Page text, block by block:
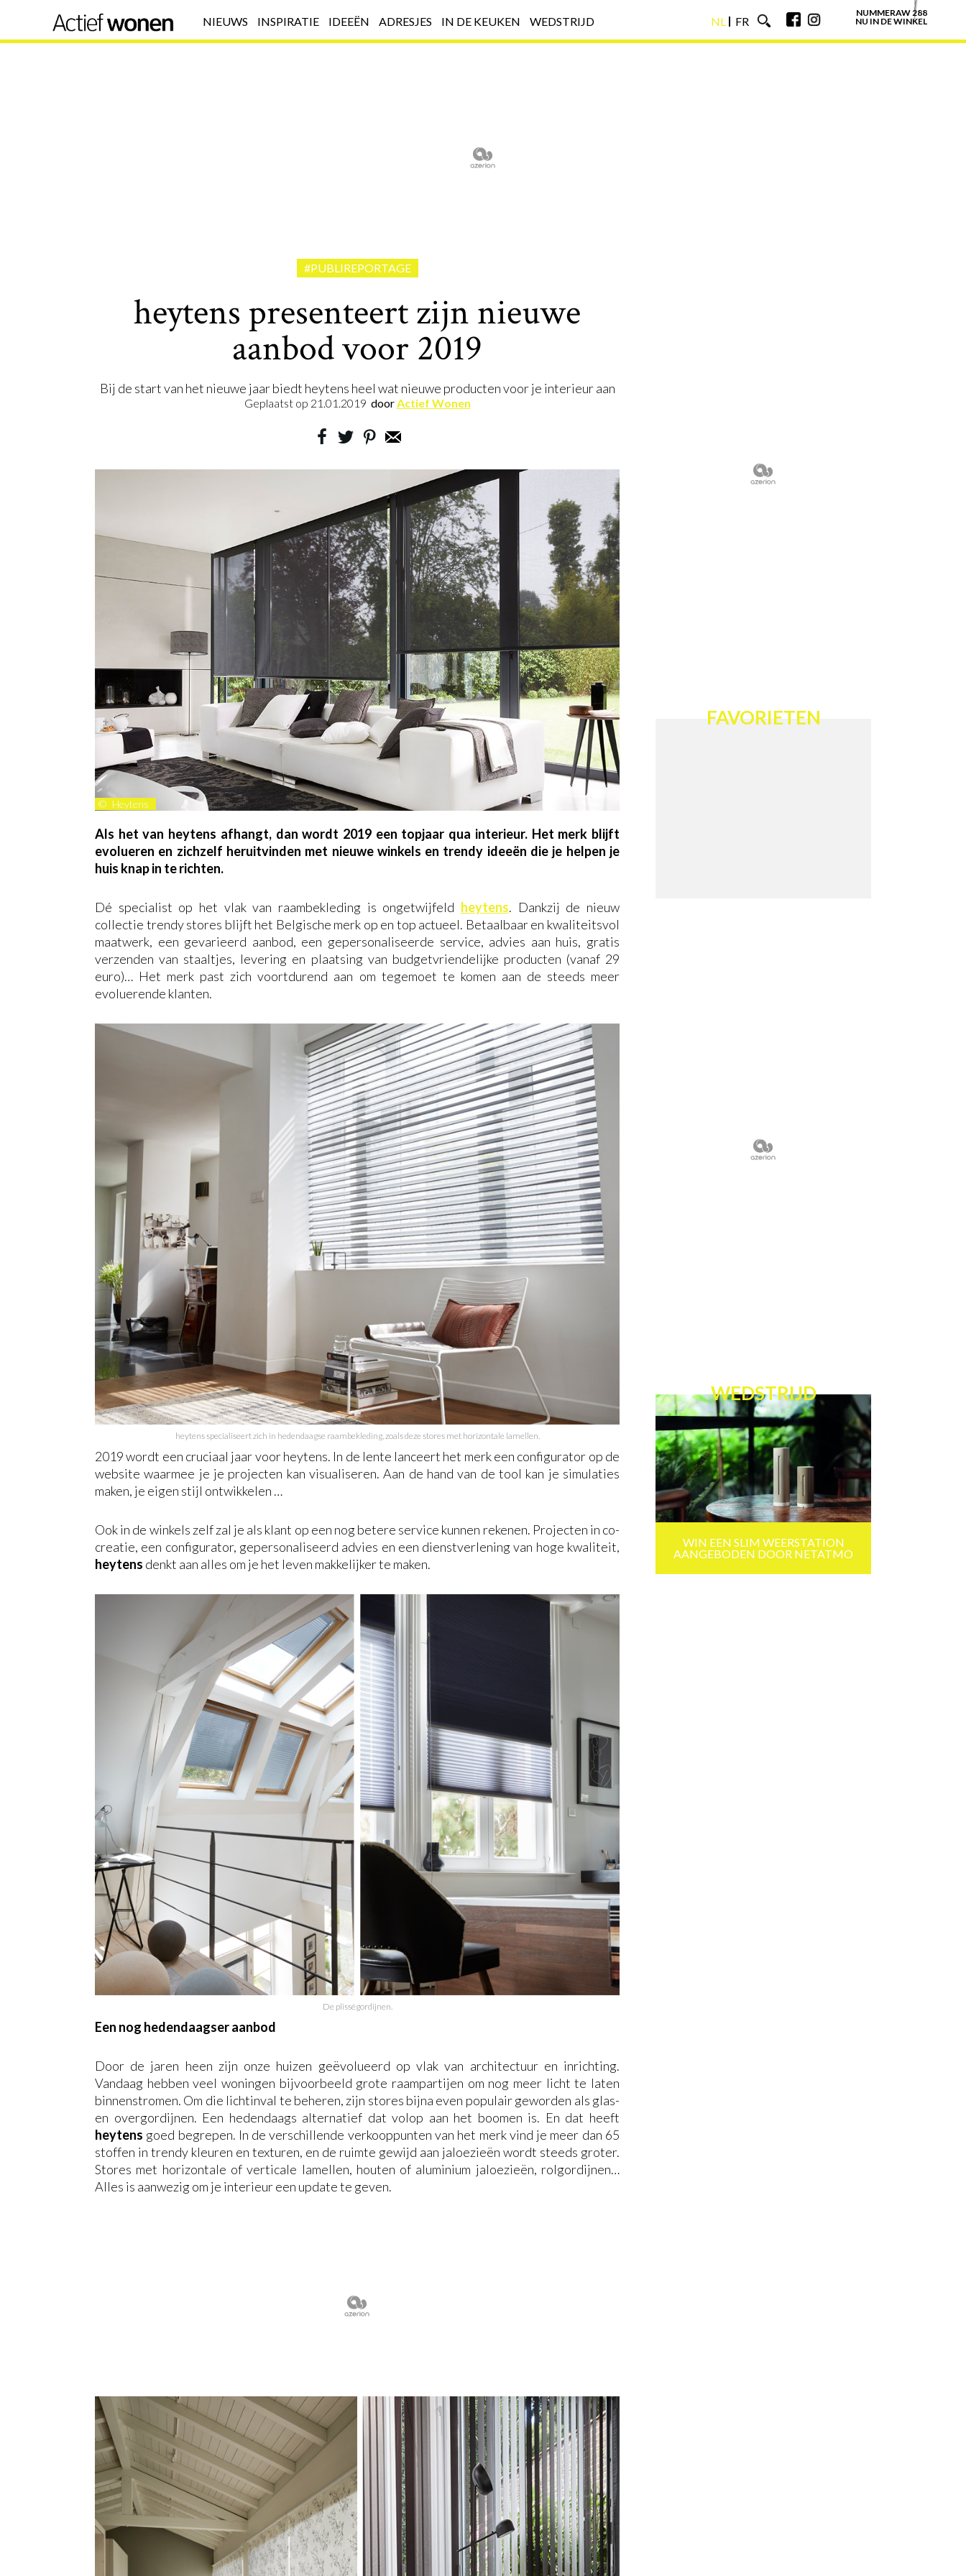
NIEUWS INSPIRATIE IDEEËN ADRESJES IN DE KEUKEN WEDSTRIJD
NL
FR
NUMMERAW 288
NU IN DE WINKEL
#PUBLIREPORTAGE
heytens presenteert zijn nieuwe
aanbod voor 2019
Bij de start van het nieuwe jaar biedt heytens heel wat nieuwe producten voor je interieur aan
Geplaatst op 21.01.2019 doorActief Wonen
© Heytens
Als het van heytens afhangt, dan wordt 2019 een topjaar qua interieur. Het merk blijft
evolueren en zichzelf heruitvinden met nieuwe winkels en trendy ideeën die je helpen je
huis knap in te richten.
Dé specialist op het vlak van raambekleding is ongetwijfeld heytens. Dankzij de nieuw
collectie trendy stores blijft het Belgische merk op en top actueel. Betaalbaar en kwaliteitsvol
maatwerk, een gevarieerd aanbod, een gepersonaliseerde service, advies aan huis, gratis
verzenden van staaltjes, levering en plaatsing van budgetvriendelijke producten (vanaf 29
euro)… Het merk past zich voortdurend aan om tegemoet te komen aan de steeds meer
evoluerende klanten.
heytens specialiseert zich in hedendaagse raambekleding, zoals deze stores met horizontale lamellen.
2019 wordt een cruciaal jaar voor heytens. In de lente lanceert het merk een configurator op de
website waarmee je je projecten kan visualiseren. Aan de hand van de tool kan je simulaties
maken, je eigen stijl ontwikkelen …
Ook in de winkels zelf zal je als klant op een nog betere service kunnen rekenen. Projecten in co-
creatie, een configurator, gepersonaliseerd advies en een dienstverlening van hoge kwaliteit,
heytens denkt aan alles om je het leven makkelijker te maken.
De plisségordijnen.
Een nog hedendaagser aanbod
Door de jaren heen zijn onze huizen geëvolueerd op vlak van architectuur en inrichting.
Vandaag hebben veel woningen bijvoorbeeld grote raampartijen om nog meer licht te laten
binnenstromen. Om die lichtinval te beheren, zijn stores bijna even populair geworden als glas-
en overgordijnen. Een hedendaags alternatief dat volop aan het boomen is. En dat heeft
heytens goed begrepen. In de verschillende verkooppunten van het merk vind je meer dan 65
stoffen in trendy kleuren en texturen, en de ruimte gewijd aan jaloezieën wordt steeds groter.
Stores met horizontale of verticale lamellen, houten of aluminium jaloezieën, rolgordijnen…
Alles is aanwezig om je interieur een update te geven.
FAVORIETEN
WEDSTRIJD
WIN EEN SLIM WEERSTATION
AANGEBODEN DOOR NETATMO